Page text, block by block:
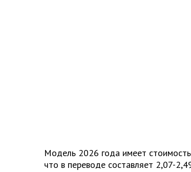
Модель 2026 года имеет
что в переводе составляет 2,07-